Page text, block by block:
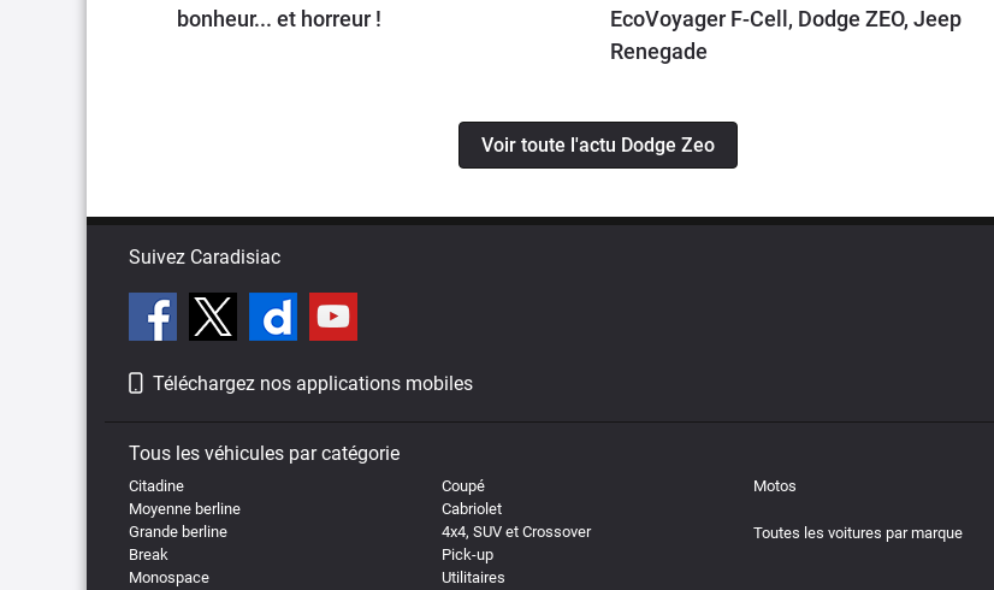
bonheur... et horreur !
EcoVoyager F-Cell, Dodge ZEO, Jeep
Renegade
Voir toute l'actu Dodge Zeo
Suivez Caradisiac
Téléchargez nos applications mobiles
Tous les véhicules par catégorie
Citadine
Moyenne berline
Grande berline
Break
Monospace
Coupé
Cabriolet
4x4, SUV et Crossover
Pick-up
Utilitaires
Motos
Toutes les voitures par marque